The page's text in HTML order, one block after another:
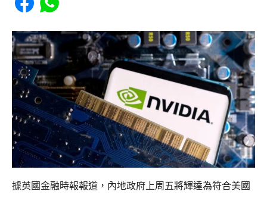
據英國金融時報報道，內地政府上周五將輝達為符合美國